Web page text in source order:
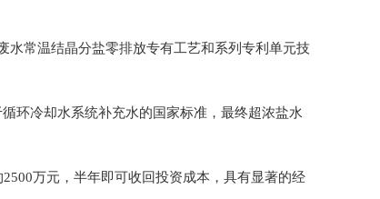
常温结晶分盐零排放专有工艺和系列专利单元技
环冷却水系统补充水的国家标准，最终超浓盐水
万元，半年即可收回投资成本，具有显著的经